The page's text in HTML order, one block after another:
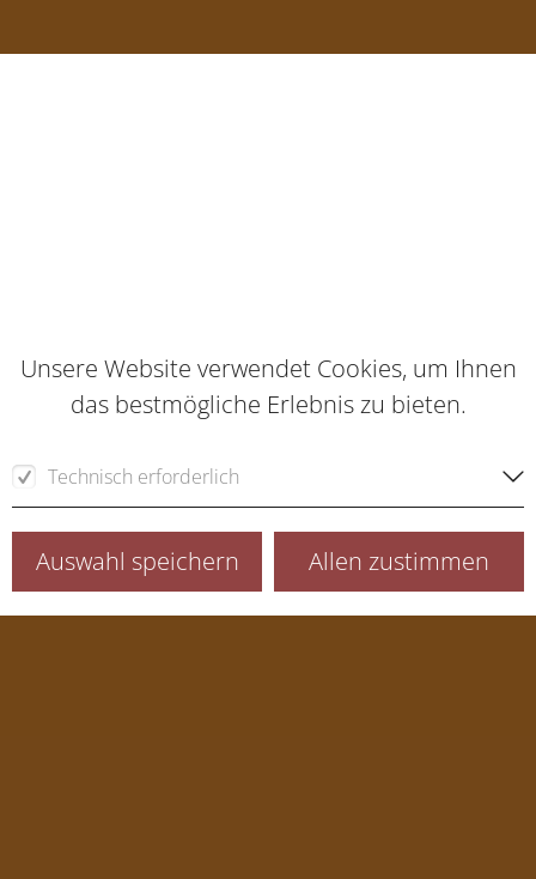
Unsere Website verwendet Cookies, um Ihnen
das bestmögliche Erlebnis zu bieten.
Technisch erforderlich
Für die Funktion der Webseite erforderliche Cookies
Sitzung (Session)
Auswahl speichern Allen zustimmen